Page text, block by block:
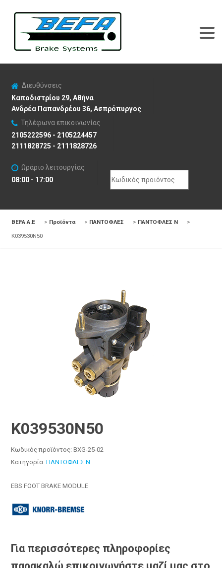
Διευθύνσεις
Καποδιστρίου 29, Αθήνα
Ανδρέα Παπανδρέου 36, Ασπρόπυργος
Τηλέφωνα επικοινωνίας
2105222596 - 2105224457
2111828725 - 2111828726
Ωράριο λειτουργίας
08:00 - 17:00
Search
for:
BEFA Α.Ε > Προϊόντα > ΠΑΝΤΟΦΛΕΣ > ΠΑΝΤΟΦΛΕΣ N
>
K039530N50
K039530N50
Κωδικός προϊόντος:BXG-25-02
Κατηγορία:ΠΑΝΤΟΦΛΕΣ N
EBS FOOT BRAKE MODULE
Για περισσότερες πληροφορίες